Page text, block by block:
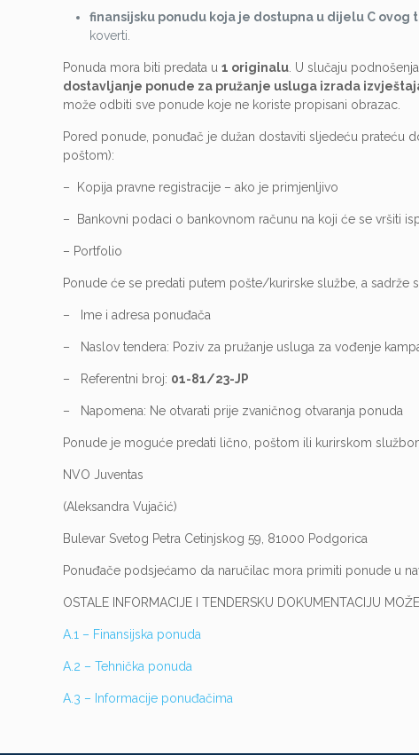
finansijsku ponudu koja je dostupna u dijelu C ovog
koverti.
Ponuda mora biti predata u1 originalu . U slučaju
dostavljanje ponude za pružanje usluga izrada
može odbiti sve ponude koje ne koriste propisani obrazac.
Pored ponude, ponuđač je dužan dostaviti sljedeću prateću
poštom):
– Kopija pravne registracije – ako je primjenljivo
– Bankovni podaci o bankovnom računu na koji će se vršiti
– Portfolio
Ponude će se predati putem pošte/kurirske službe, a sadrže
– Ime i adresa ponuđača
– Naslov tendera: Poziv za pružanje usluga za vođenje
– Referentni broj: 01-81/23-JP
– Napomena: Ne otvarati prije zvaničnog otvaranja ponuda
Ponude je moguće predati lično, poštom ili kurirskom
NVO Juventas
(Aleksandra Vujačić)
Bulevar Svetog Petra Cetinjskog 59, 81000 Podgorica
Ponuđače podsjećamo da naručilac mora primiti ponude u
OSTALE INFORMACIJE I TENDERSKU DOKUMENTACIJU
A.1 – Finansijska ponuda
A.2 – Tehnička ponuda
A.3 – Informacije ponuđačima